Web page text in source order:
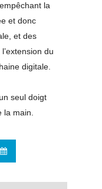
la
et donc
et des
du
digitale.
seul doigt
main.